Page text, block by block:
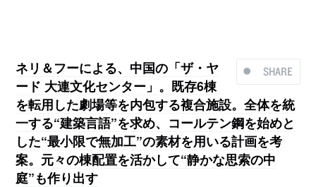
SHARE
ネリ＆フーによる、中国の「ザ・ヤ
ード 大連文化センター」。既存6棟
を転用した劇場等を内包する複合施設。全体を統
一する“建築言語”を求め、コールテン鋼を始めと
した“最小限で無加工”の素材を用いる計画を考
案。元々の棟配置を活かして“静かな思索の中
庭”も作り出す